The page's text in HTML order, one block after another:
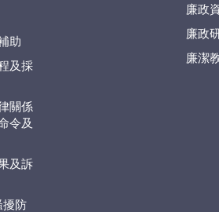
助
及採
關係
令及
及訴
擾防
廉政
廉政
廉潔